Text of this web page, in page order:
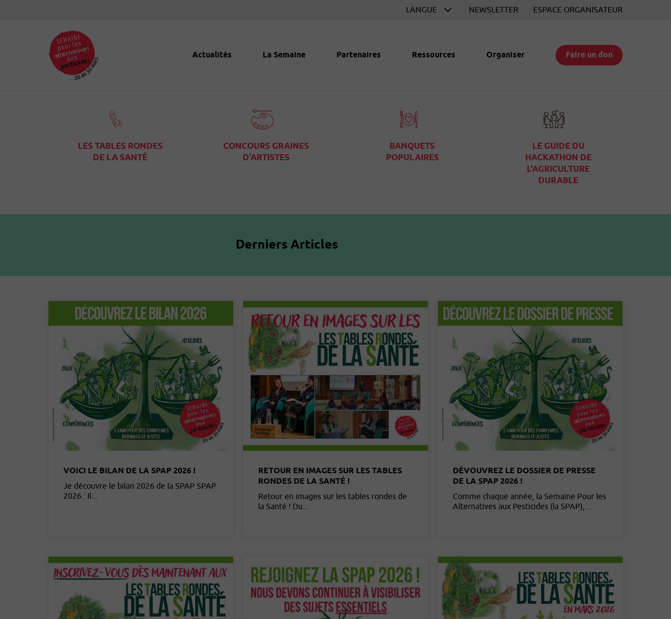
NEWSLETTER ESPACE ORGANISATEUR
Actualités La Semaine Partenaires Ressources Organiser Faire un don
LES TABLES RONDES
DE LA SANTÉ
CONCOURS GRAINES
D'ARTISTES
BANQUETS
POPULAIRES
LE GUIDE DU
HACKATHON DE
L'AGRICULTURE
DURABLE
Derniers Articles
VOICI LE BILAN DE LA SPAP 2026 !
Je découvre le bilan 2026 de la SPAP SPAP
2026 : Il...
RETOUR EN IMAGES SUR LES TABLES
RONDES DE LA SANTÉ !
Retour en images sur les tables rondes de
la Santé ! Du...
DÉVOUVREZ LE DOSSIER DE PRESSE
DE LA SPAP 2026 !
Comme chaque année, la Semaine Pour les
Alternatives aux Pesticides (la SPAP),...